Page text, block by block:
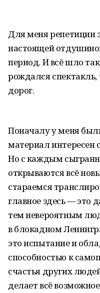
Для меня репетиции
настоящей
период. И всё шло
рождался спектакль,
дорог.
Поначалу у меня
материал интересен
Но с каждым
открываются всё
стараемся
главное здесь — это
тем невероятным
в блокадном
это испытание и
способностью к
счастья других
делает всё